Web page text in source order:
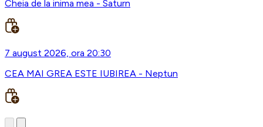
Cheia de la inima mea - Saturn
7 august 2026, ora 20:30
CEA MAI GREA ESTE IUBIREA - Neptun